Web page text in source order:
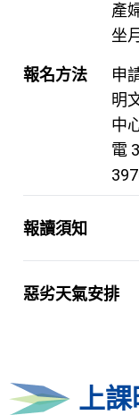
產
坐
報名方法
申
明
中
電
報讀須知
惡劣天氣安排
上